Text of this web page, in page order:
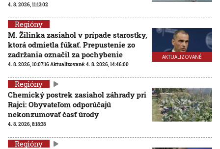
4. 8. 2026, 11:13:02
AKTUALIZOVANÉ
Regióny
M. Žilinka zasiahol v prípade starostky,
ktorá odmietla fúkať. Prepustenie zo
zadržania označil za pochybenie
4. 8. 2026, 10:07:16Aktualizované:4. 8. 2026, 14:46:00
Regióny
Chemický postrek zasiahol záhrady pri
Rajci: Obyvateľom odporúčajú
nekonzumovať časť úrody
4. 8. 2026, 8:18:38
Regióny